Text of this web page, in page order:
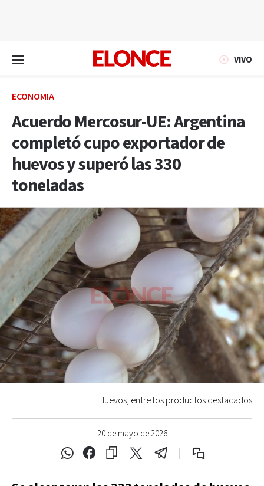
VIVO
ECONOMÍA
Acuerdo Mercosur-UE: Argentina
completó cupo exportador de
huevos y superó las 330
toneladas
20 de mayo de 2026
Huevos, entre los productos destacados